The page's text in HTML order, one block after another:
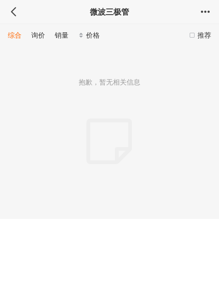
微波三极管
推荐
综合 询价 销量 价格
抱歉，暂无相关信息